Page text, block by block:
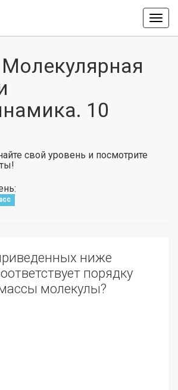
10
свой уровень и посмотрите
ниже
порядку
молекулы?